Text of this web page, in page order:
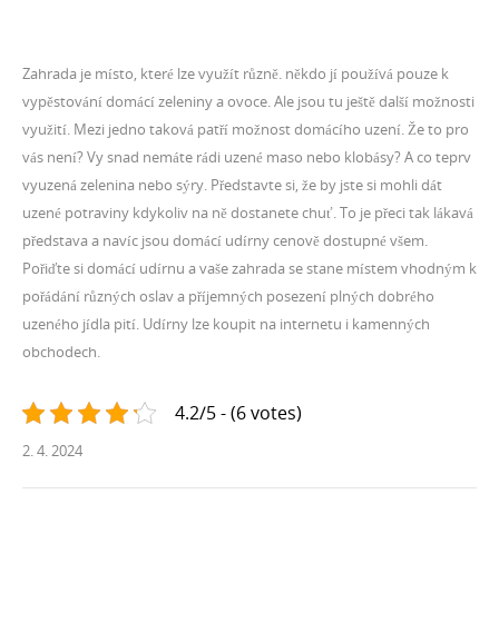
Zahrada je místo, které lze využít různě. někdo jí používá pouze k
vypěstování domácí zeleniny a ovoce. Ale jsou tu ještě další možnosti
využití. Mezi jedno taková patří možnost domácího uzení. Že to pro
vás není? Vy snad nemáte rádi uzené maso nebo klobásy? A co teprv
vyuzená zelenina nebo sýry. Představte si, že by jste si mohli dát
uzené potraviny kdykoliv na ně dostanete chuť. To je přeci tak lákavá
představa a navíc jsou domácí udírny cenově dostupné všem.
Pořiďte si domácí udírnu a vaše zahrada se stane místem vhodným k
pořádání různých oslav a příjemných posezení plných dobrého
uzeného jídla pití. Udírny lze koupit na internetu i kamenných
obchodech.
4.2/5 - (6 votes)
2. 4. 2024